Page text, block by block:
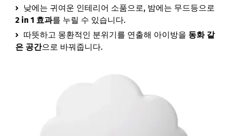
낮에는 귀여운 인테리어 소품으로, 밤에는 무드등으로
2 in 1 효과를 누릴 수 있습니다.
따뜻하고 몽환적인 분위기를 연출해 아이방을 동화 같
은 공간으로 바꿔줍니다.